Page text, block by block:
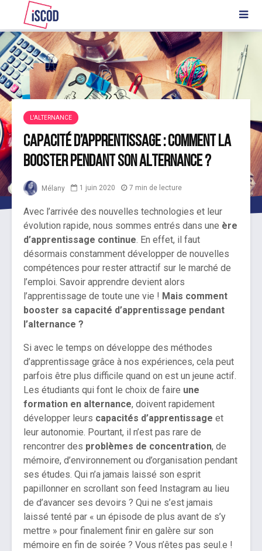
L'ALTERNANCE
Capacité d’apprentissage : comment la
booster pendant son alternance ?
Mélany 1 juin 2020 7 min de lecture
Avec l’arrivée des nouvelles technologies et leur
évolution rapide, nous sommes entrés dans une ère
d’apprentissage continue . En effet, il faut
désormais constamment développer de nouvelles
compétences pour rester attractif sur le marché de
l’emploi. Savoir apprendre devient alors
l’apprentissage de toute une vie ! Mais comment
booster sa capacité d’apprentissage pendant
l’alternance ?
Si avec le temps on développe des méthodes
d’apprentissage grâce à nos expériences, cela peut
parfois être plus difficile quand on est un jeune actif.
Les étudiants qui font le choix de faire une
formation en alternance, doivent rapidement
développer leurs capacités d’apprentissage et
leur autonomie. Pourtant, il n’est pas rare de
rencontrer des problèmes de concentration, de
mémoire, d’environnement ou d’organisation pendant
ses études. Qui n’a jamais laissé son esprit
papillonner en scrollant son feed Instagram au lieu
de d’avancer ses devoirs ? Qui ne s’est jamais
laissé tenté par « un épisode de plus avant de s’y
mettre » pour finalement finir en galère sur son
mémoire en fin de soirée ? Vous n’êtes pas seul.e !